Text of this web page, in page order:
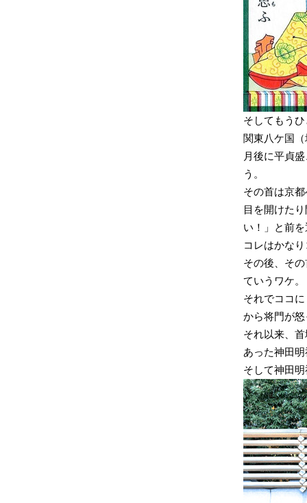
そしてもう
関東八ケ国
月後に平貞
う。
その首は京
目を開けた
い！」と前
コレはかな
その後、そ
ていうワケ。
それでココ
から将門が
それ以来、
あった神田
そして神田